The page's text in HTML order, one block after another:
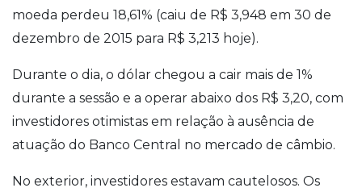
moeda perdeu 18,61% (caiu de R$ 3,948 em 30 de
dezembro de 2015 para R$ 3,213 hoje).
Durante o dia, o dólar chegou a cair mais de 1%
durante a sessão e a operar abaixo dos R$ 3,20, com
investidores otimistas em relação à ausência de
atuação do Banco Central no mercado de câmbio.
No exterior, investidores estavam cautelosos. Os